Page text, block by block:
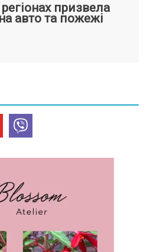
призвела
авто та пожежі